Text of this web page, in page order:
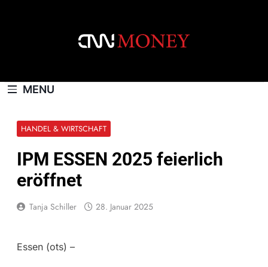
MENU
HANDEL & WIRTSCHAFT
IPM ESSEN 2025 feierlich
eröffnet
Tanja Schiller 28. Januar 2025
Essen (ots) –